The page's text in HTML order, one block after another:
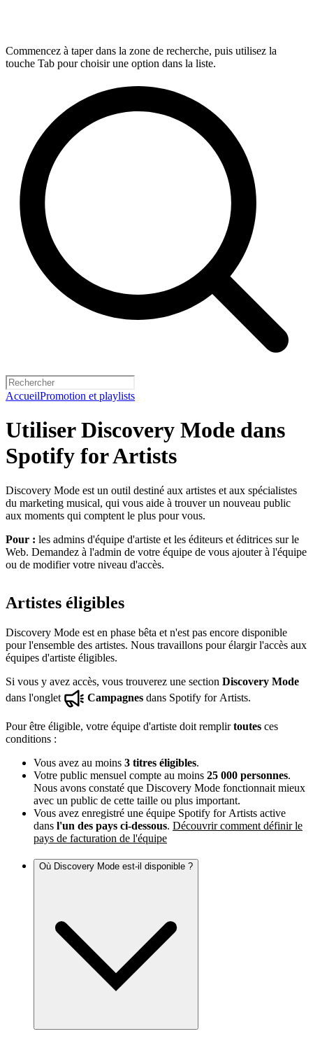
Commencez à taper dans la zone de recherche, puis utilisez la
touche Tab pour choisir une option dans la liste.
AccueilPromotion et playlists
Utiliser Discovery Mode dans
Spotify for Artists
Discovery Mode est un outil destiné aux artistes et aux spécialistes
du marketing musical, qui vous aide à trouver un nouveau public
aux moments qui comptent le plus pour vous.
Pour : les admins d'équipe d'artiste et les éditeurs et éditrices sur le
Web. Demandez à l'admin de votre équipe de vous ajouter à l'équipe
ou de modifier votre niveau d'accès.
Artistes éligibles
Discovery Mode est en phase bêta et n'est pas encore disponible
pour l'ensemble des artistes. Nous travaillons pour élargir l'accès aux
équipes d'artiste éligibles.
Si vous y avez accès, vous trouverez une section Discovery Mode
dans l'onglet
Campagnes dans Spotify for Artists.
Pour être éligible, votre équipe d'artiste doit remplirtoutes ces
conditions :
Vous avez au moins 3 titres éligibles.
Votre public mensuel compte au moins 25 000 personnes.
Nous avons constaté que Discovery Mode fonctionnait mieux
avec un public de cette taille ou plus important.
Vous avez enregistré une équipe Spotify for Artists active
dans l'un des pays ci-dessous. Découvrir comment définir le
pays de facturation de l'équipe
Où Discovery Mode est-il disponible ?